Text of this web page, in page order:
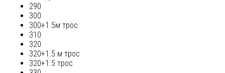
290
300
300+1.5м трос
310
320
320+1.5 м трос
320+1.5 трос